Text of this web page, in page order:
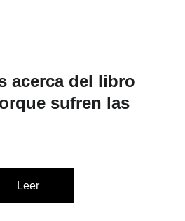
acerca del libro
sufren las
Leer